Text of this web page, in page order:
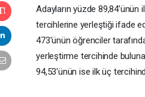
Adayların yüzde 89,84'ünün
tercihlerine yerleştiği ifade
473'ünün öğrenciler
yerleştirme tercihinde
94,53'ünün ise ilk üç